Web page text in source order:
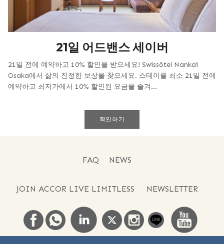
21일 어드밴스 세이버
21일 전에 예약하고 10% 할인을 받으세요! Swissôtel Nankai
Osaka에서 삶의 진정한 보상을 찾으세요. 스테이를 최소 21일 전에
예약하고 최저가에서 10% 할인된 요금을 즐겨...
확인하기
FAQ NEWS
JOIN ACCOR LIVE LIMITLESS NEWSLETTER